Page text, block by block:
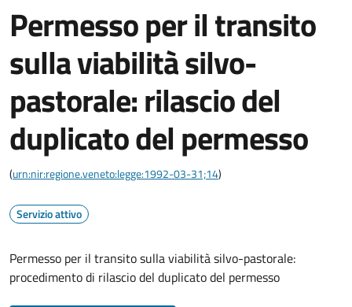
Permesso per il transito
sulla viabilità silvo-
pastorale: rilascio del
duplicato del permesso
(urn:nir:regione.veneto:legge:1992-03-31;14)
Servizio attivo
Permesso per il transito sulla viabilità silvo-pastorale:
procedimento di rilascio del duplicato del permesso